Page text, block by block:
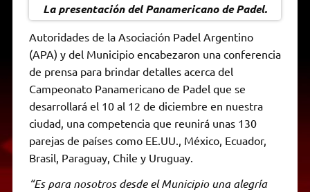
La presentación del Panamericano de Padel.
Autoridades de la Asociación Padel Argentino
(APA) y del Municipio encabezaron una conferencia
de prensa para brindar detalles acerca del
Campeonato Panamericano de Padel que se
desarrollará el 10 al 12 de diciembre en nuestra
ciudad, una competencia que reunirá unas 130
parejas de países como EE.UU., México, Ecuador,
Brasil, Paraguay, Chile y Uruguay.
“Es para nosotros desde el Municipio una alegría